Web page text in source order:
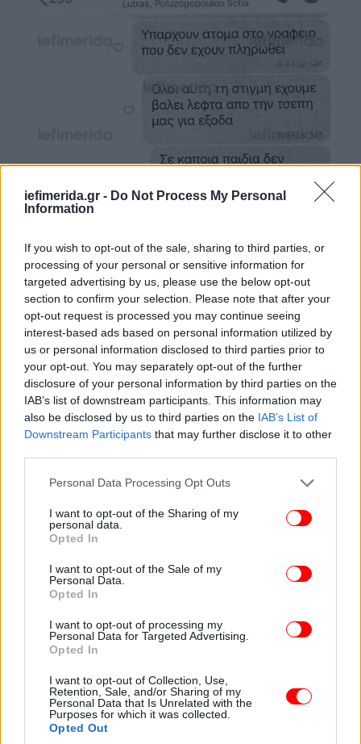
iefimerida.gr - Do Not Process My Personal
Information
If you wish to opt-out of the sale, sharing to third parties, or
processing of your personal or sensitive information for
targeted advertising by us, please use the below opt-out
section to confirm your selection. Please note that after your
opt-out request is processed you may continue seeing
interest-based ads based on personal information utilized by
us or personal information disclosed to third parties prior to
your opt-out. You may separately opt-out of the further
disclosure of your personal information by third parties on the
IAB’s list of downstream participants. This information may
also be disclosed by us to third parties on the IAB’s List of
Downstream Participants that may further disclose it to other
Please note that this website/app uses one or more Google
not limited to your visit or usage behaviour. You may click to
grant or deny consent to Google and its third-party tags to
use your data for below specified purposes in below Google
consent section.
Personal Data Processing Opt Outs
I want to opt-out of the Sharing of my
personal data.
Opted In
I want to opt-out of the Sale of my
Personal Data.
Opted In
I want to opt-out of processing my
Personal Data for Targeted Advertising.
Opted In
I want to opt-out of Collection, Use,
Retention, Sale, and/or Sharing of my
Personal Data that Is Unrelated with the
Purposes for which it was collected.
Opted Out